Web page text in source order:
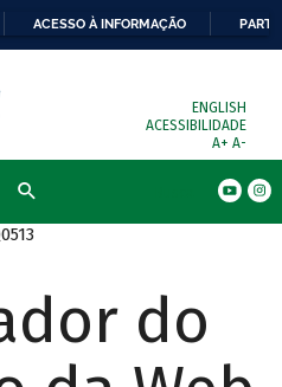
ACESSO À INFORMAÇÃO
ENGLISH
ACESSIBILIDADE
A+ A-
do